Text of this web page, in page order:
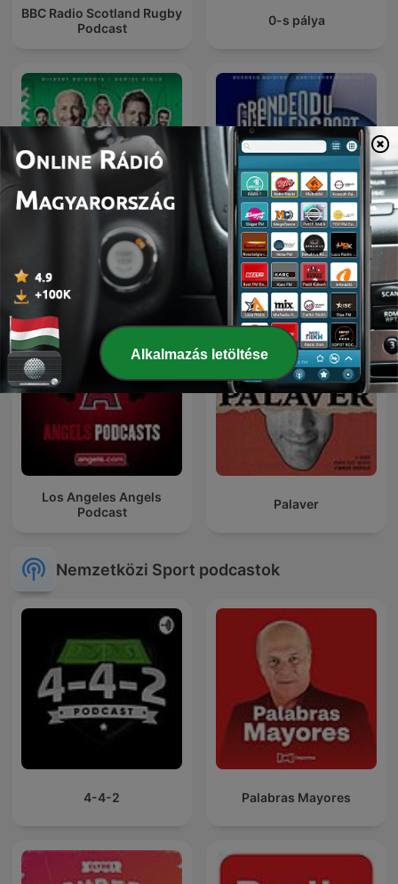
BBC Radio Scotland Rugby
Podcast
0-s pálya
L'After Foot
Les Grandes Gueules du
Sport
Los Angeles Angels
Podcast
Palaver
Nemzetközi Sport podcastok
4-4-2 Palabras Mayores
Alkalmazás letöltése